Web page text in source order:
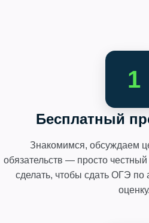
1
Бесплатный
Знакомимся, обсуждаем
обязательств — просто
сделать, чтобы сдать ОГЭ по
оценку.